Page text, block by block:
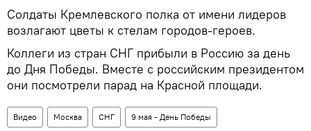
Солдаты Кремлевского полка от имени лидеров
возлагают цветы к стелам городов-героев.
Коллеги из стран СНГ прибыли в Россию за день
до Дня Победы. Вместе с российским президентом
они посмотрели парад на Красной площади.
Видео Москва СНГ 9 мая - День Победы